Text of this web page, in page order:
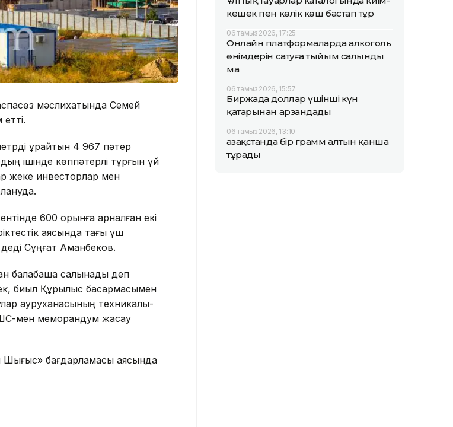
мәслихатында Семей
құрайтын 4 967 пәтер
ішінде көппәтерлі тұрғын үй
жеке инвесторлар мен
600 орынға арналған екі
аясында тағы үш
Сұңғат Аманбеков.
балабақша салынады деп
биыл Құрылыс басқармасымен
ауруханасының техникалық-
мен меморандум жасау
Шығыс» бағдарламасы аясында
кешек пен көлік көш бастап тұр
06 тамыз 2026, 17:25
Онлайн платформаларда алкоголь
өнімдерін сатуға тыйым салынды
ма
06 тамыз 2026, 15:57
Биржада доллар үшінші күн
қатарынан арзандады
06 тамыз 2026, 13:10
Қазақстанда бір грамм алтын қанша
тұрады